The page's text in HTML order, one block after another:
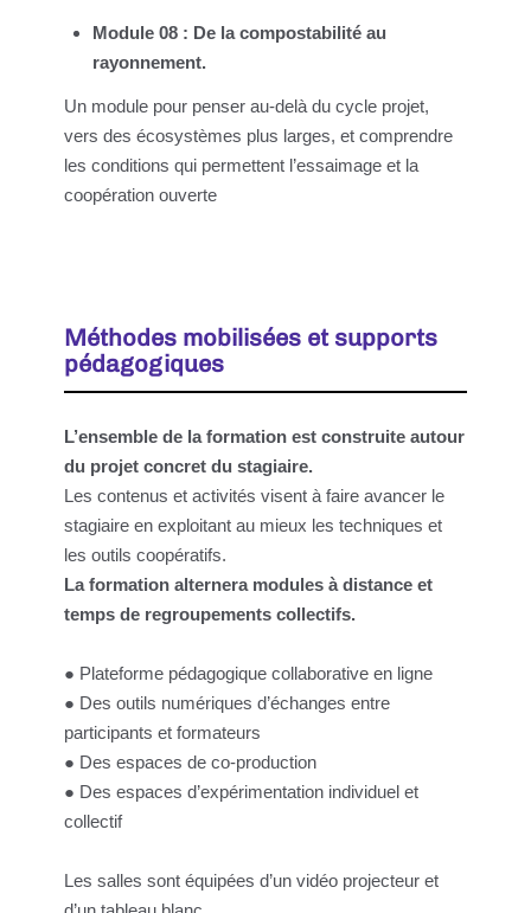
Module 08 : De la compostabilité au
rayonnement.
Un module pour penser au-delà du cycle projet,
vers des écosystèmes plus larges, et comprendre
les conditions qui permettent l’essaimage et la
coopération ouverte
Méthodes mobilisées et supports
pédagogiques
L’ensemble de la formation est construite autour
du projet concret du stagiaire.
Les contenus et activités visent à faire avancer le
stagiaire en exploitant au mieux les techniques et
les outils coopératifs.
La formation alternera modules à distance et
temps de regroupements collectifs.
● Plateforme pédagogique collaborative en ligne
● Des outils numériques d’échanges entre
participants et formateurs
● Des espaces de co-production
● Des espaces d’expérimentation individuel et
collectif
Les salles sont équipées d’un vidéo projecteur et